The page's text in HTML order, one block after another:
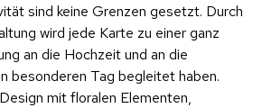
sind keine Grenzen gesetzt. Durch
wird jede Karte zu einer ganz
an die Hochzeit und an die
besonderen Tag begleitet haben.
mit floralen Elementen,